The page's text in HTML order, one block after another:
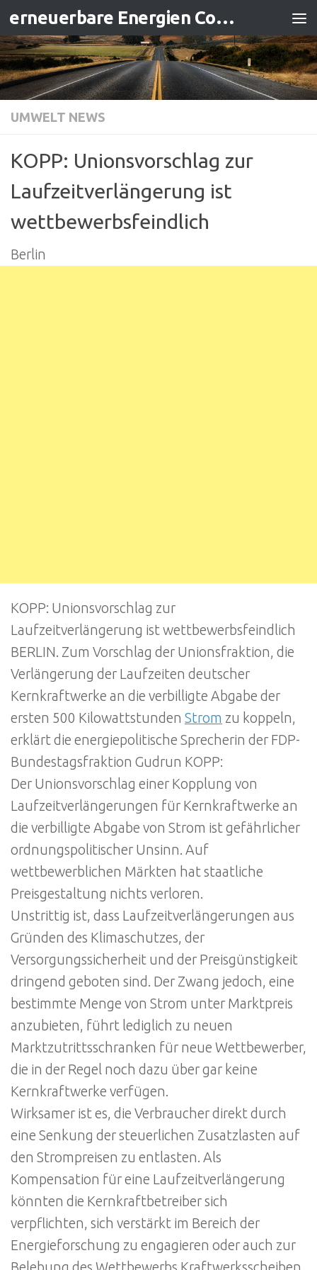
Zum Inhalt springen erneuerbare Energien Contracting
UMWELT NEWS
KOPP: Unionsvorschlag zur
Laufzeitverlängerung ist
wettbewerbsfeindlich
Berlin
KOPP: Unionsvorschlag zur
Laufzeitverlängerung ist wettbewerbsfeindlich
BERLIN. Zum Vorschlag der Unionsfraktion, die
Verlängerung der Laufzeiten deutscher
Kernkraftwerke an die verbilligte Abgabe der
ersten 500 Kilowattstunden Strom zu koppeln,
erklärt die energiepolitische Sprecherin der FDP-
Bundestagsfraktion Gudrun KOPP:
Der Unionsvorschlag einer Kopplung von
Laufzeitverlängerungen für Kernkraftwerke an
die verbilligte Abgabe von Strom ist gefährlicher
ordnungspolitischer Unsinn. Auf
wettbewerblichen Märkten hat staatliche
Preisgestaltung nichts verloren.
Unstrittig ist, dass Laufzeitverlängerungen aus
Gründen des Klimaschutzes, der
Versorgungssicherheit und der Preisgünstigkeit
dringend geboten sind. Der Zwang jedoch, eine
bestimmte Menge von Strom unter Marktpreis
anzubieten, führt lediglich zu neuen
Marktzutrittsschranken für neue Wettbewerber,
die in der Regel noch dazu über gar keine
Kernkraftwerke verfügen.
Wirksamer ist es, die Verbraucher direkt durch
eine Senkung der steuerlichen Zusatzlasten auf
den Strompreisen zu entlasten. Als
Kompensation für eine Laufzeitverlängerung
könnten die Kernkraftbetreiber sich
verpflichten, sich verstärkt im Bereich der
Energieforschung zu engagieren oder auch zur
Belebung des Wettbewerbs Kraftwerksscheiben